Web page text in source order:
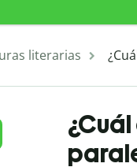
literarias